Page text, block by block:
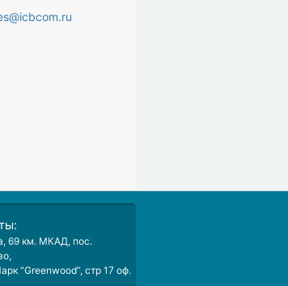
, 69 км. МКАД, пос.
,
“Greenwood”, стр 17 оф.